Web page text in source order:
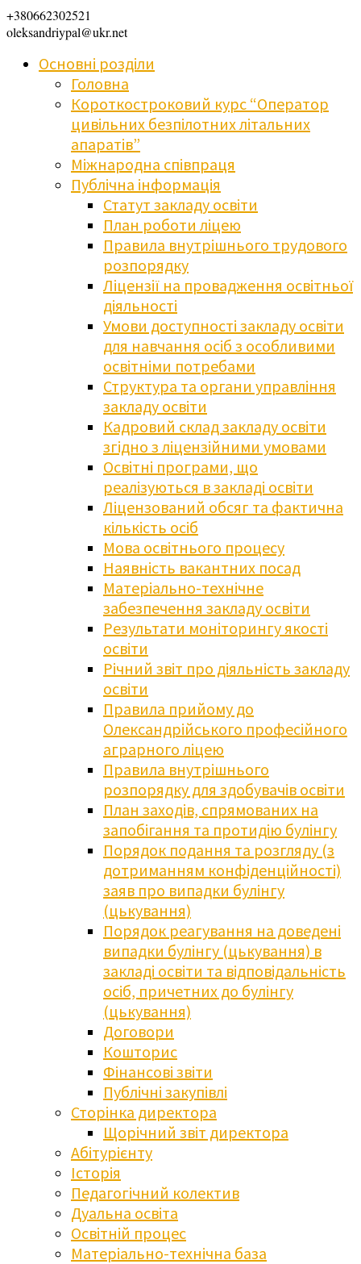
+380662302521
oleksandriypal@ukr.net
Основні розділи
Головна
Короткостроковий курс “Оператор
цивільних безпілотних літальних
апаратів”
Міжнародна співпраця
Публічна інформація
Статут закладу освіти
План роботи ліцею
Правила внутрішнього трудового
розпорядку
Ліцензії на провадження освітньої
діяльності
Умови доступності закладу освіти
для навчання осіб з особливими
освітніми потребами
Структура та органи управління
закладу освіти
Кадровий склад закладу освіти
згідно з ліцензійними умовами
Освітні програми, що
реалізуються в закладі освіти
Ліцензований обсяг та фактична
кількість осіб
Мова освітнього процесу
Наявність вакантних посад
Матеріально-технічне
забезпечення закладу освіти
Результати моніторингу якості
освіти
Річний звіт про діяльність закладу
освіти
Правила прийому до
Олександрійського професійного
аграрного ліцею
Правила внутрішнього
розпорядку для здобувачів освіти
План заходів, спрямованих на
запобігання та протидію булінгу
Порядок подання та розгляду (з
дотриманням конфіденційності)
заяв про випадки булінгу
(цькування)
Порядок реагування на доведені
випадки булінгу (цькування) в
закладі освіти та відповідальність
осіб, причетних до булінгу
(цькування)
Договори
Кошторис
Фінансові звіти
Публічні закупівлі
Сторінка директора
Щорічний звіт директора
Абітурієнту
Історія
Педагогічний колектив
Дуальна освіта
Освітній процес
Матеріально-технічна база